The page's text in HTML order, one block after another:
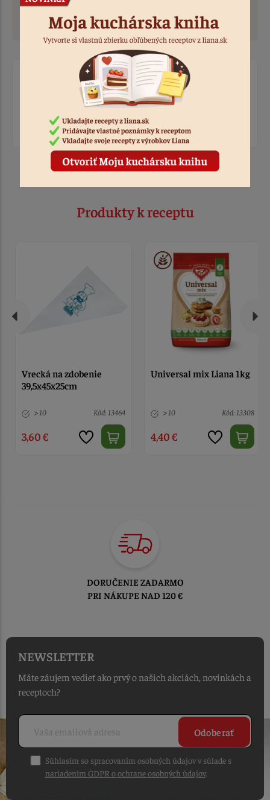
Plnku môžeme pripraviť aj deň vopred, aby v noci
poriadne stuhla v chladničke.
Ohodnotiť recept
Prihláste sa, ak chcete pridať hodnotenie.
Prihlásiť sa
Produkty k receptu
Vrecká na zdobenie
39,5x45x25cm
> 10 Kód: 13464
3,60 €
Universal mix Liana 1kg
> 10 Kód: 13308
4,40 €
DORUČENIE ZADARMO
PRI NÁKUPE NAD 120 €
NEWSLETTER
Máte záujem vedieť ako prvý o našich akciách, novinkách a
receptoch?
Odoberať
Súhlasím so spracovaním osobných údajov v súlade s
nariadením GDPR o ochrane osobných údajov.